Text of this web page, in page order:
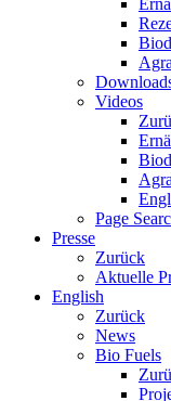
Videos
Page
Presse
Zurück
Aktuelle
English
Zurück
News
Bio Fuels